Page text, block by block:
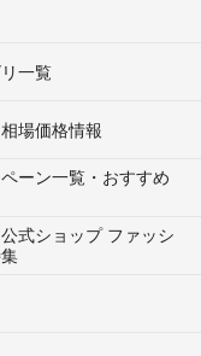
一覧
場価格情報
ーン一覧・おすすめ
式ショップ ファッシ